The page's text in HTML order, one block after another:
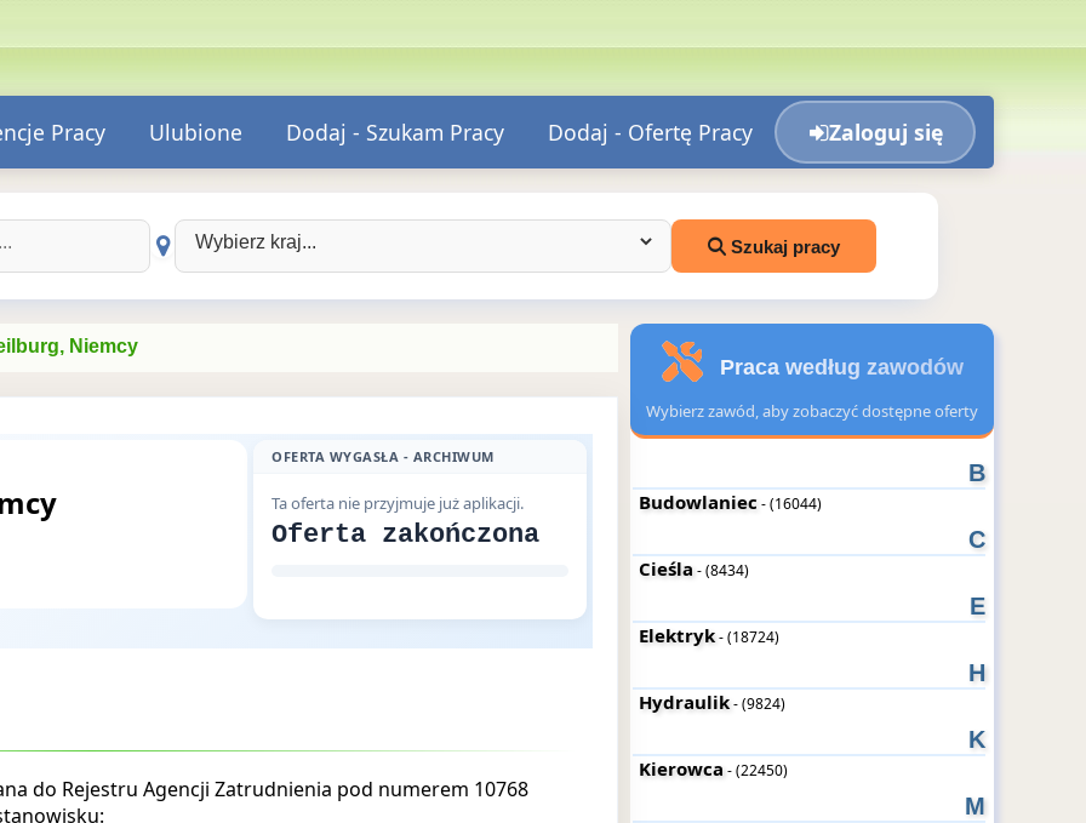
Pracy Ulubione Dodaj - Szukam Pracy Dodaj - Ofertę Pracy Zaloguj się
Wybierz kraj: Szukaj pracy
Niemcy
OFERTA WYGASŁA - ARCHIWUM
Ta oferta nie przyjmuje już aplikacji.
Oferta zakończona
do Rejestru Agencji Zatrudnienia pod numerem 10768
Praca według zawodów
Wybierz zawód, aby zobaczyć dostępne oferty
B
Budowlaniec- (16044)
C
Cieśla- (8434)
E
Elektryk- (18724)
H
Hydraulik- (9824)
K
Kierowca- (22450)
M